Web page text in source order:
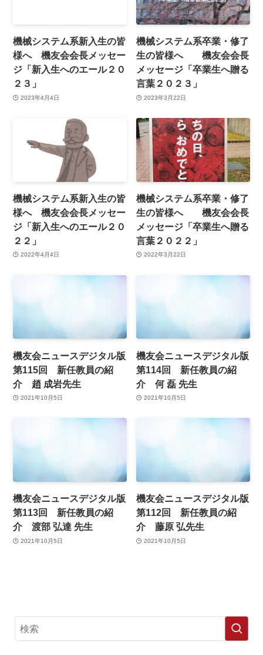
機械システム系新入生の皆
様へ 機友会会長メッセー
ジ「新入生へのエール２０
２３」
2023年4月4日
機械システム系卒業・修了
生の皆様へ 機友会会長
メッセージ「卒業生へ贈る
言葉２０２３」
2023年3月22日
機械システム系新入生の皆
様へ 機友会会長メッセー
ジ「新入生へのエール２０
２２」
2022年4月4日
機械システム系卒業・修了
生の皆様へ 機友会会長
メッセージ「卒業生へ贈る
言葉２０２２」
2022年3月22日
機友会ニュースデジタル版
第115回 新任教員の紹
介 趙 成岩先生
2021年10月5日
機友会ニュースデジタル版
第114回 新任教員の紹
介 何 磊 先生
2021年10月5日
機友会ニュースデジタル版
第113回 新任教員の紹
介 渡部 弘達 先生
2021年10月5日
機友会ニュースデジタル版
第112回 新任教員の紹
介 藤原 弘先生
2021年10月5日